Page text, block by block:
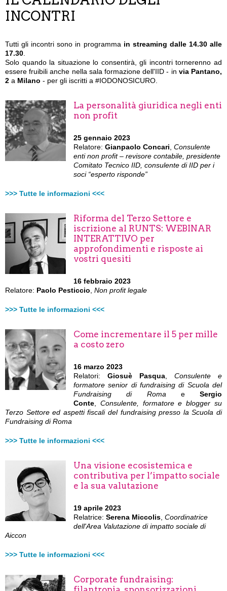
INCONTRI
Tutti gli incontri sono in programma in streaming dalle 14.30 alle
17.30
Solo quando la situazione lo consentirà, gli incontri tornerenno ad
essere fruibili anche nella sala formazione dell'IID - in via Pantano,
2 a Milano - per gli iscritti a #IODONOSICURO.
La personalità giuridica negli enti
non profit
25 gennaio 2023
Relatore: Gianpaolo Concari Consulente
enti non profit – revisore contabile, presidente
Comitato Tecnico IID, consulente di IID per i
soci “esperto risponde”
>>> Tutte le informazioni <<<
Riforma del Terzo Settore e
iscrizione al RUNTS: WEBINAR
INTERATTIVO per
approfondimenti e risposte ai
vostri quesiti
16 febbraio 2023
Relatore: Paolo Pesticcio Non profit legale
>>> Tutte le informazioni <<<
Come incrementare il 5 per mille
a costo zero
16 marzo 2023
Relatori: Giosuè Pasqua
Consulente e
formatore senior di fundraising di Scuola del
Fundraising di Roma e Sergio
Conte
Consulente, formatore e blogger su
Terzo Settore ed aspetti fiscali del fundraising presso la Scuola di
Fundraising di Roma
>>> Tutte le informazioni <<<
Una visione ecosistemica e
contributiva per l’impatto sociale
e la sua valutazione
19 aprile 2023
Relatrice: Serena Miccolis Coordinatrice
dell'Area Valutazione di impatto sociale di
Aiccon
>>> Tutte le informazioni <<<
Corporate fundraising: